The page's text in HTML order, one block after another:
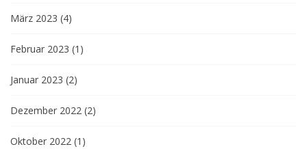
März 2023 (4)
Februar 2023 (1)
Januar 2023 (2)
Dezember 2022 (2)
Oktober 2022 (1)